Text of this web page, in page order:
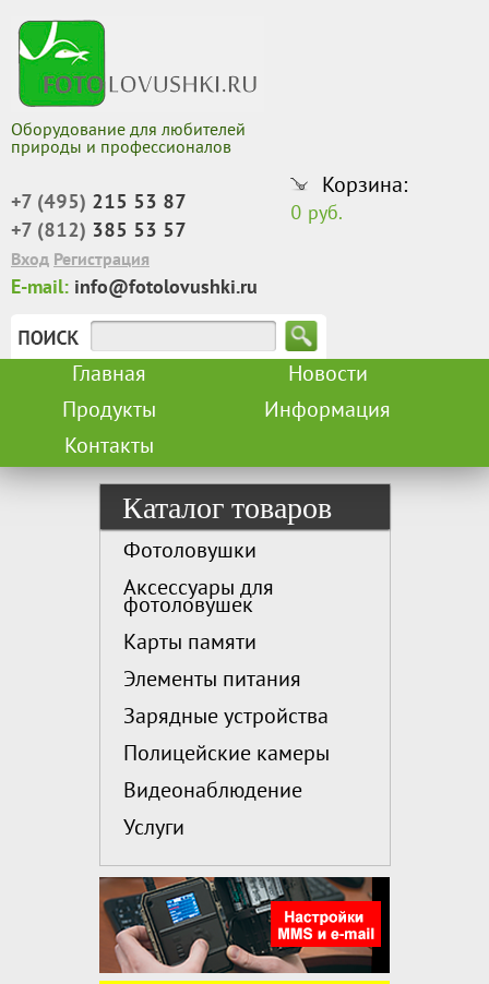
Оборудование для любителей
природы и профессионалов
+7 (495) 215 53 87
+7 (812) 385 53 57
Вход Регистрация
E-mail: info@fotolovushki.ru
Корзина:
0 руб.
Главная
Новости
Продукты
Информация
Контакты
Каталог товаров
Фотоловушки
Аксессуары для
фотоловушек
Карты памяти
Элементы питания
Зарядные устройства
Полицейские камеры
Видеонаблюдение
Услуги